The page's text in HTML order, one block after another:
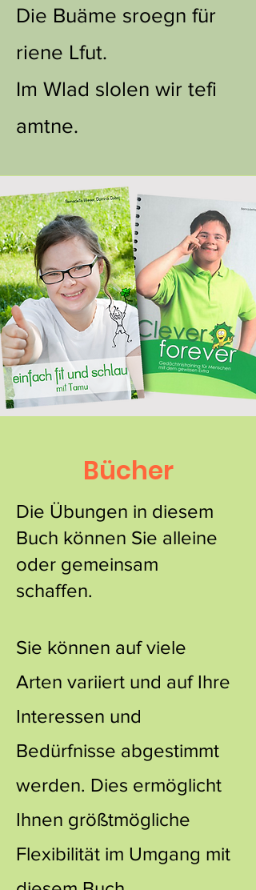
Die Buäme sroegn für
riene Lfut.
Im Wlad slolen wir tefi
amtne.
Es rcieht ncah Edre udn
Msoo.
Udn es dfutet ncah
Tnanen – Buäemn.
Desie Dfut – Sotffe snid
sher gsuend.
Bücher
Die Übungen in diesem
Buch können Sie alleine
oder gemeinsam
schaffen.
Sie können auf viele
Arten variiert und auf Ihre
Interessen und
Bedürfnisse abgestimmt
werden. Dies ermöglicht
Ihnen größtmögliche
Flexibilität im Umgang mit